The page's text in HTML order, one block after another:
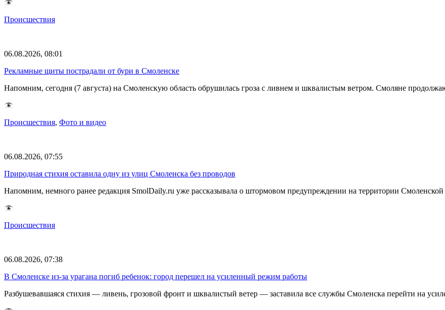
Происшествия
06.08.2026, 08:01
Рекламные щиты пострадали от бури в Смоленске
Напомним, сегодня (7 августа) на Смоленскую область обрушилась гроза с ливнем и шквалистым ветром. Смоляне
Происшествия, Фото и видео
06.08.2026, 07:55
Природная стихия оставила одну из улиц Смоленска без проводов
Напомним, немного ранее редакция SmolDaily.ru уже рассказывала о штормовом предупреждении на территории
Происшествия
06.08.2026, 07:38
В Смоленске из-за урагана погиб ребенок: город перешел на усиленный режим работы
Разбушевавшаяся стихия — ливень, грозовой фронт и шквалистый ветер — заставила все службы Смоленска перейти на